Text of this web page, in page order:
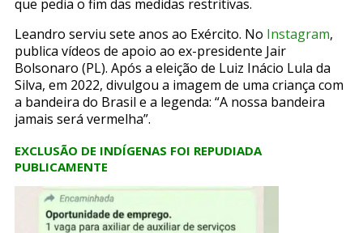
que pedia o fim das medidas restritivas.
Leandro serviu sete anos ao Exército. No Instagram,
publica vídeos de apoio ao ex-presidente Jair
Bolsonaro (PL). Após a eleição de Luiz Inácio Lula da
Silva, em 2022, divulgou a imagem de uma criança com
a bandeira do Brasil e a legenda: “A nossa bandeira
jamais será vermelha”.
EXCLUSÃO DE INDÍGENAS FOI REPUDIADA
PUBLICAMENTE